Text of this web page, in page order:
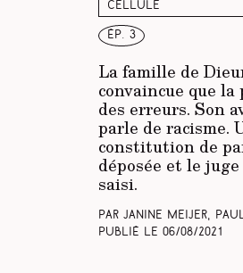
cellule
ép. 3
La famille de
convaincue que la
des erreurs. Son
parle de racisme.
constitution de
déposée et le
saisi.
Par Janine Meijer,
Publié le 06/08/2021